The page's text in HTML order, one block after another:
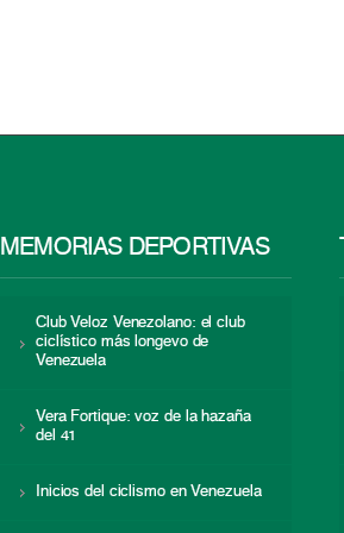
MEMORIAS DEPORTIVAS
Club Veloz Venezolano: el club
ciclístico más longevo de
Venezuela
Vera Fortique: voz de la hazaña
del 41
Inicios del ciclismo en Venezuela